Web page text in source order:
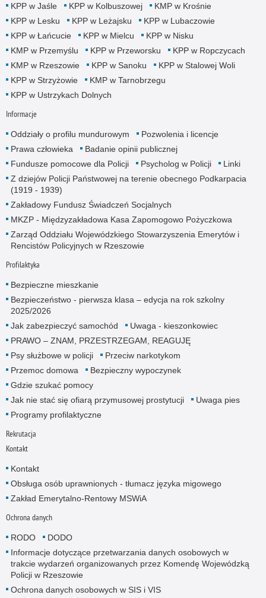
KPP w Jaśle
KPP w Kolbuszowej
KMP w Krośnie
KPP w Lesku
KPP w Leżajsku
KPP w Lubaczowie
KPP w Łańcucie
KPP w Mielcu
KPP w Nisku
KMP w Przemyślu
KPP w Przeworsku
KPP w Ropczycach
KMP w Rzeszowie
KPP w Sanoku
KPP w Stalowej Woli
KPP w Strzyżowie
KMP w Tarnobrzegu
KPP w Ustrzykach Dolnych
Informacje
Oddziały o profilu mundurowym
Pozwolenia i licencje
Prawa człowieka
Badanie opinii publicznej
Fundusze pomocowe dla Policji
Psycholog w Policji
Linki
Z dziejów Policji Państwowej na terenie obecnego Podkarpacia
(1919 - 1939)
Zakładowy Fundusz Świadczeń Socjalnych
MKZP - Międzyzakładowa Kasa Zapomogowo Pożyczkowa
Zarząd Oddziału Wojewódzkiego Stowarzyszenia Emerytów i
Rencistów Policyjnych w Rzeszowie
Profilaktyka
Bezpieczne mieszkanie
Bezpieczeństwo - pierwsza klasa – edycja na rok szkolny
2025/2026
Jak zabezpieczyć samochód
Uwaga - kieszonkowiec
PRAWO – ZNAM, PRZESTRZEGAM, REAGUJĘ
Psy służbowe w policji
Przeciw narkotykom
Przemoc domowa
Bezpieczny wypoczynek
Gdzie szukać pomocy
Jak nie stać się ofiarą przymusowej prostytucji
Uwaga pies
Programy profilaktyczne
Rekrutacja
Kontakt
Kontakt
Obsługa osób uprawnionych - tłumacz języka migowego
Zakład Emerytalno-Rentowy MSWiA
Ochrona danych
RODO
DODO
Informacje dotyczące przetwarzania danych osobowych w
trakcie wydarzeń organizowanych przez Komendę Wojewódzką
Policji w Rzeszowie
Ochrona danych osobowych w SIS i VIS